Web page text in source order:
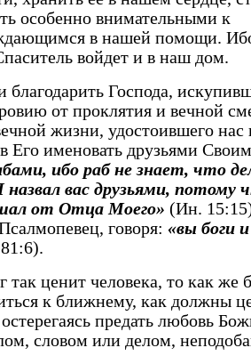
особенно внимательными к
в нашей помощи.
войдет и в наш дом.
благодарить Господа,
от проклятия и вечной
жизни, удостоившего
Его именовать друзьями
ибо раб не знает, что
назвал вас друзьями, потому
от Отца Моего» (Ин.
говоря: «вы боги
так ценит человека, то как же
к ближнему, как должны
предать любовь
словом или делом,